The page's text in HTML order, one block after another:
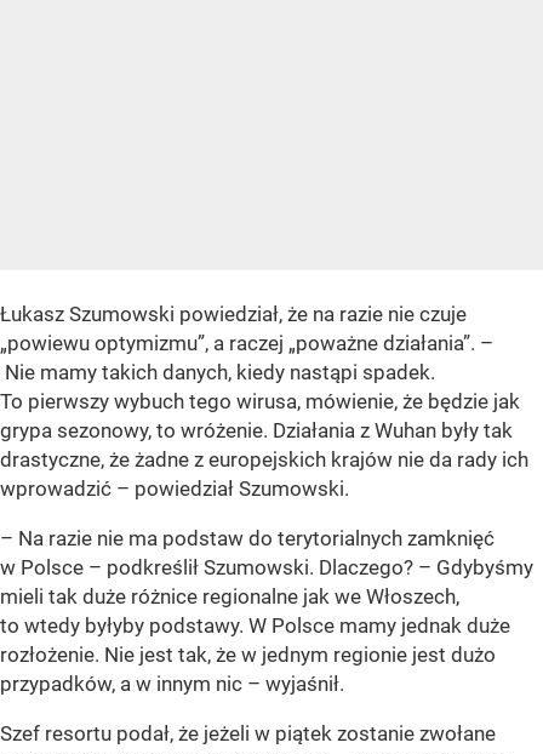
Łukasz Szumowski powiedział, że na razie nie czuje
„powiewu optymizmu”, a raczej „poważne działania”. –
Nie mamy takich danych, kiedy nastąpi spadek.
To pierwszy wybuch tego wirusa, mówienie, że będzie jak
grypa sezonowy, to wróżenie. Działania z Wuhan były tak
drastyczne, że żadne z europejskich krajów nie da rady ich
wprowadzić – powiedział Szumowski.
– Na razie nie ma podstaw do terytorialnych zamknięć
w Polsce – podkreślił Szumowski. Dlaczego? – Gdybyśmy
mieli tak duże różnice regionalne jak we Włoszech,
to wtedy byłyby podstawy. W Polsce mamy jednak duże
rozłożenie. Nie jest tak, że w jednym regionie jest dużo
przypadków, a w innym nic – wyjaśnił.
Szef resortu podał, że jeżeli w piątek zostanie zwołane